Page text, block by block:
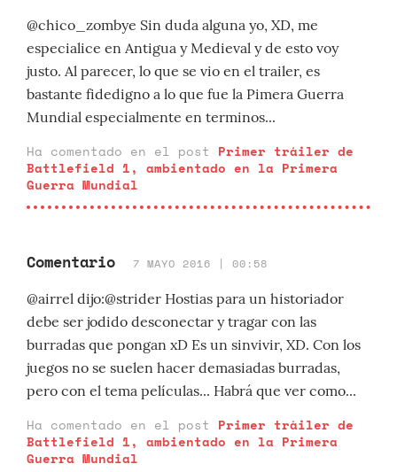
@chico_zombye Sin duda alguna yo, XD, me
especialice en Antigua y Medieval y de esto voy
justo. Al parecer, lo que se vio en el trailer, es
bastante fidedigno a lo que fue la Pimera Guerra
Mundial especialmente en terminos...
Ha comentado en el post Primer tráiler de
Battlefield 1, ambientado en la Primera
Guerra Mundial
Comentario 7 MAYO 2016 | 00:58
@airrel dijo:@strider Hostias para un historiador
debe ser jodido desconectar y tragar con las
burradas que pongan xD Es un sinvivir, XD. Con los
juegos no se suelen hacer demasiadas burradas,
pero con el tema películas... Habrá que ver como...
Ha comentado en el post Primer tráiler de
Battlefield 1, ambientado en la Primera
Guerra Mundial